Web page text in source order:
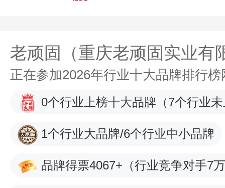
老顽固（重庆老顽固实业有
正在参加2026年行业十大品牌排行
0个行业上榜十大品牌 （7个行业
1个行业大品牌/6个行业中小品牌
品牌得票4067+ （行业竞争对手7